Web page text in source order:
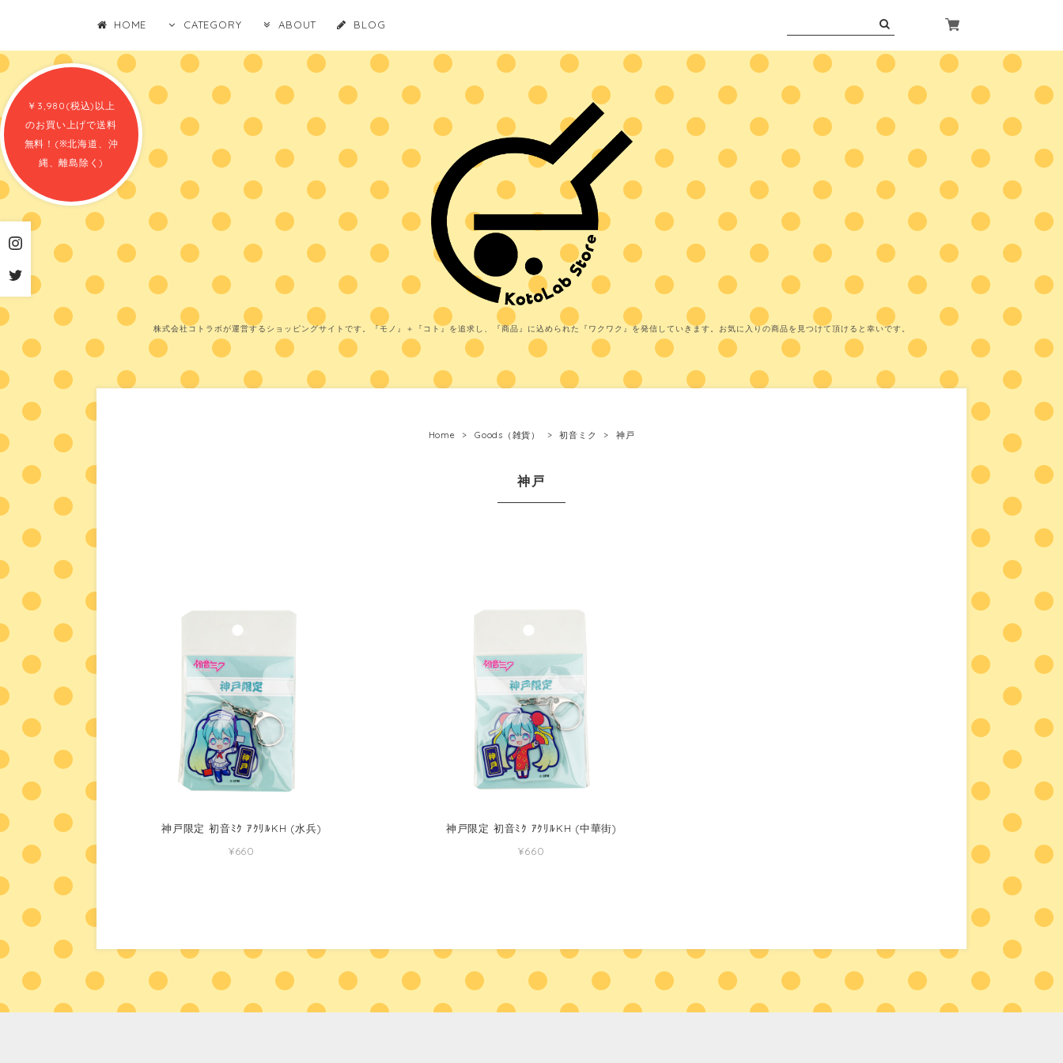
￥3,980(税込)以上
のお買い上げで送料
無料！(※北海道、沖
縄、離島除く)
HOME CATEGORY ABOUT BLOG
株式会社コトラボが運営するショッピングサイトです。『モノ』＋『コト』を追求し、『商品』に込められた『ワクワク』を発信していきます。お気に入りの商品を見つけて頂けると幸いです。
Home Goods（雑貨） 初音ミク 神戸
神戸
神戸限定 初音ﾐｸ ｱｸﾘﾙKH (水兵)
¥660
神戸限定 初音ﾐｸ ｱｸﾘﾙKH (中華街)
¥660